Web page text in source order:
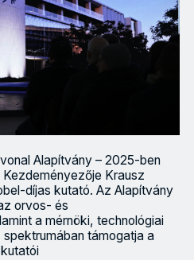
Alapítvány – 2025-ben
Krausz
díjas kutató. Az Alapítvány
orvos- és
a mérnöki, technológiai
támogatja a